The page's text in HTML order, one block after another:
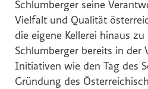
Hotel Zur Wiener Staatsoper
Sinnmacher
TRINERGY
Global Sustainability Ski Alliance
Schlumberger seine
Vielfalt und Qualität
die eigene Kellerei hinaus
Schlumberger bereits in der
Initiativen wie den Tag des
Gründung des